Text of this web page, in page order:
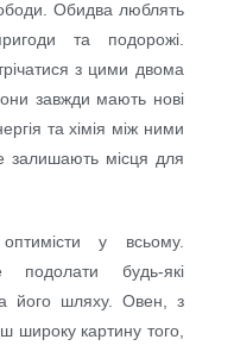
Обидва люблять
та подорожі.
з цими двома
завжди мають нові
та хімія між ними
залишають місця для
у всьому.
подолати будь-які
його шляху. Овен, з
широку картину того,